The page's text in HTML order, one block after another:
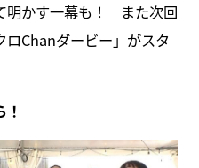
明かす一幕も！ また次回
Chanダービー」がスタ